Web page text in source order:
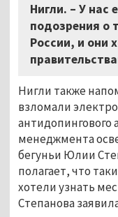
Нигли. – У нас
подозрения о
России, и они
Нигли также
взломали
менеджмента
бегуньи Юлии
полагает, что
хотели узнать
Степанова